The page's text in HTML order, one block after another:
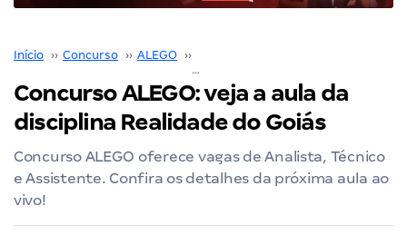
Início ›› Concurso ›› ALEGO ››
Concurso ALEGO: veja a aula da
disciplina Realidade do Goiás
Concurso ALEGO oferece vagas de Analista, Técnico
e Assistente. Confira os detalhes da próxima aula ao
vivo!